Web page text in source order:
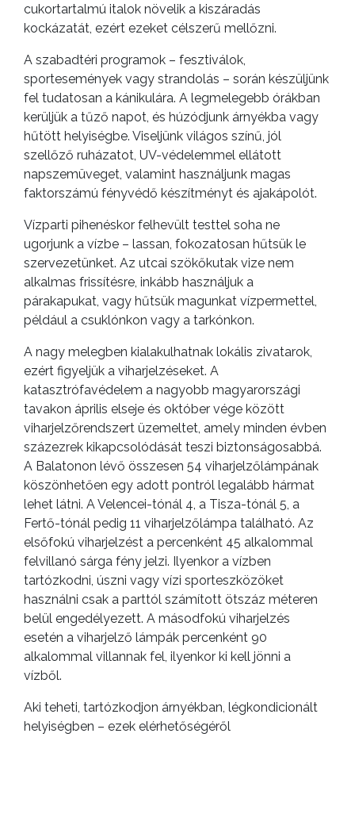
cukortartalmú italok növelik a kiszáradás
kockázatát, ezért ezeket célszerű mellőzni.
A szabadtéri programok – fesztiválok,
sportesemények vagy strandolás – során készüljünk
fel tudatosan a kánikulára. A legmelegebb órákban
kerüljük a tűző napot, és húzódjunk árnyékba vagy
hűtött helyiségbe. Viseljünk világos színű, jól
szellőző ruházatot, UV-védelemmel ellátott
napszemüveget, valamint használjunk magas
faktorszámú fényvédő készítményt és ajakápolót.
Vízparti pihenéskor felhevült testtel soha ne
ugorjunk a vízbe – lassan, fokozatosan hűtsük le
szervezetünket. Az utcai szökőkutak vize nem
alkalmas frissítésre, inkább használjuk a
párakapukat, vagy hűtsük magunkat vízpermettel,
például a csuklónkon vagy a tarkónkon.
A nagy melegben kialakulhatnak lokális zivatarok,
ezért figyeljük a viharjelzéseket. A
katasztrófavédelem a nagyobb magyarországi
tavakon április elseje és október vége között
viharjelzőrendszert üzemeltet, amely minden évben
százezrek kikapcsolódását teszi biztonságosabbá.
A Balatonon lévő összesen 54 viharjelzőlámpának
köszönhetően egy adott pontról legalább hármat
lehet látni. A Velencei-tónál 4, a Tisza-tónál 5, a
Fertő-tónál pedig 11 viharjelzőlámpa található. Az
elsőfokú viharjelzést a percenként 45 alkalommal
felvillanó sárga fény jelzi. Ilyenkor a vízben
tartózkodni, úszni vagy vízi sporteszközöket
használni csak a parttól számított ötszáz méteren
belül engedélyezett. A másodfokú viharjelzés
esetén a viharjelző lámpák percenként 90
alkalommal villannak fel, ilyenkor ki kell jönni a
vízből.
Aki teheti, tartózkodjon árnyékban, légkondicionált
helyiségben – ezek elérhetőségéről